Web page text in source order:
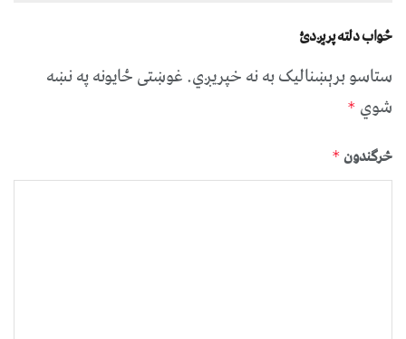
ځواب دلته پرېږدئ
ستاسو برېښناليک به نه خپريږي.غوښتى ځایونه په نښه
شوي *
څرگندون *